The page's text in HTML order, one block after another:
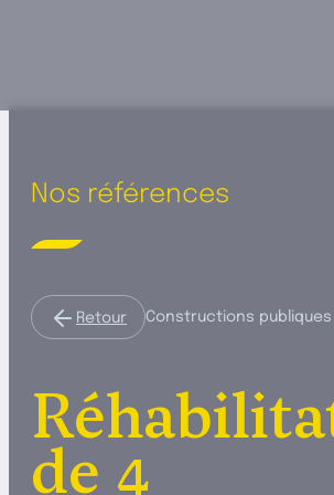
Nos références
Retour Constructions publiques
de 4